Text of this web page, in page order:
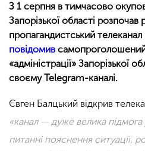
З 1 серпня в тимчасово
Запорізької області
пропагандистський
повідомив самопроголошений
«адміністрації» Запорізької
своєму Telegram-каналі.
Євген Балцький відкрив
«канал — дуже велика підмога
питанні пояснення ситуації,